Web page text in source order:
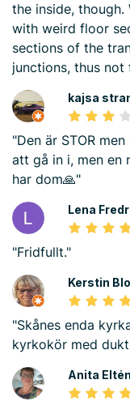
the inside, though.
with weird floor
sections of the
junctions, thus not
kajsa
"Den är STOR
att gå in i, men en
har dom🙏"
Lena
"Fridfullt."
Kerstin
"Skånes enda
kyrkokör med
Anita